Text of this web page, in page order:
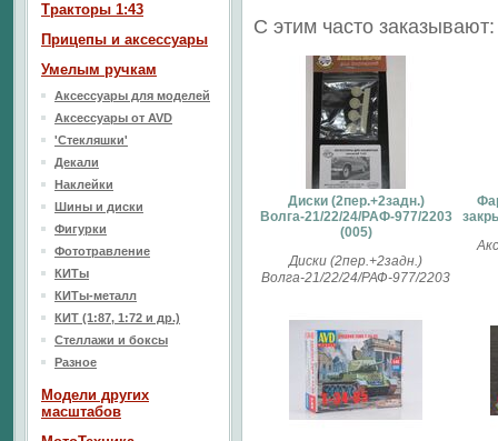
С этим часто заказывают:
Диски (2пер.+2задн.)
Волга-21/22/24/РАФ-977/2203
(005)
Диски (2пер.+2задн.)
Волга-21/22/24/РАФ-977/2203
Тракторы 1:43
Прицепы и аксессуары
Умелым ручкам
Аксессуары для моделей
Аксессуары от AVD
'Стекляшки'
Декали
Наклейки
Шины и диски
Фигурки
Фототравление
КИТы
КИТы-металл
КИТ (1:87, 1:72 и др.)
Стеллажи и боксы
Разное
Модели других
масштабов